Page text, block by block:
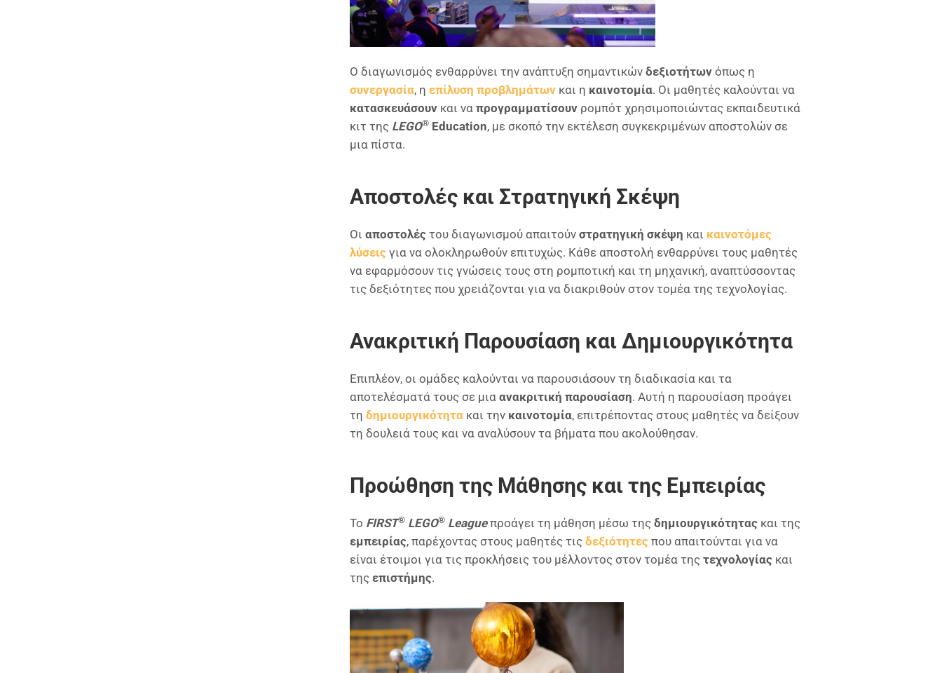
Ο διαγωνισμός ενθαρρύνει την ανάπτυξη σημαντικών δεξιοτήτων όπως η
συνεργασία, η επίλυση προβλημάτων και η καινοτομία. Οι μαθητές καλούνται να
κατασκευάσουν και να προγραμματίσουν ρομπότ χρησιμοποιώντας εκπαιδευτικά
κιτ της LEGO® Education, με σκοπό την εκτέλεση συγκεκριμένων αποστολών σε
μια πίστα.
Αποστολές και Στρατηγική Σκέψη
Οι αποστολές του διαγωνισμού απαιτούν στρατηγική σκέψη και καινοτόμες
λύσεις για να ολοκληρωθούν επιτυχώς. Κάθε αποστολή ενθαρρύνει τους μαθητές
να εφαρμόσουν τις γνώσεις τους στη ρομποτική και τη μηχανική, αναπτύσσοντας
τις δεξιότητες που χρειάζονται για να διακριθούν στον τομέα της τεχνολογίας.
Ανακριτική Παρουσίαση και Δημιουργικότητα
Επιπλέον, οι ομάδες καλούνται να παρουσιάσουν τη διαδικασία και τα
αποτελέσματά τους σε μια ανακριτική παρουσίαση. Αυτή η παρουσίαση προάγει
τη δημιουργικότητα και την καινοτομία, επιτρέποντας στους μαθητές να δείξουν
τη δουλειά τους και να αναλύσουν τα βήματα που ακολούθησαν.
Προώθηση της Μάθησης και της Εμπειρίας
Το FIRST® LEGO® Leagueπροάγει τη μάθηση μέσω της δημιουργικότητας και της
εμπειρίας, παρέχοντας στους μαθητές τις δεξιότητες που απαιτούνται για να
είναι έτοιμοι για τις προκλήσεις του μέλλοντος στον τομέα της τεχνολογίας και
της επιστήμης.